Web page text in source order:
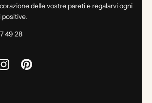
delle vostre pareti e regalarvi ogni
49 28